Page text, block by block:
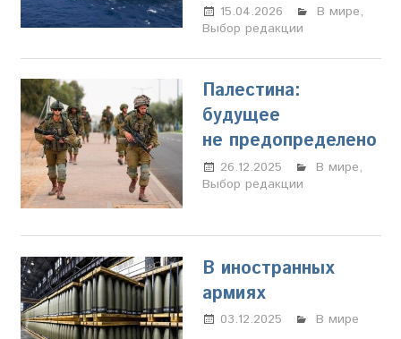
15.04.2026
Настя
Свиридова
В мире,
Выбор редакции
Палестина:
будущее
не предопределено
26.12.2025
Марина
Щербакова
В мире,
Выбор редакции
В иностранных
армиях
03.12.2025
Марина
В мире